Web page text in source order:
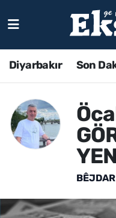
Diyarbakır Son